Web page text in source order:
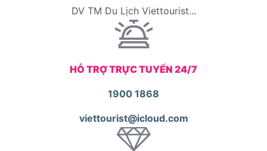
DV TM Du Lịch Viettourist...
HỖ TRỢ TRỰC TUYẾN 24/7
1900 1868
viettourist@icloud.com